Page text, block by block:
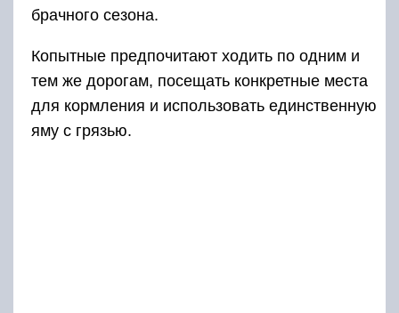
брачного сезона.
Копытные предпочитают ходить по одним и
тем же дорогам, посещать конкретные места
для кормления и использовать единственную
яму с грязью.